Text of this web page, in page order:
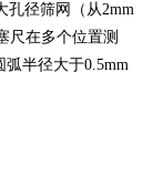
孔径筛网（从2mm
尺在多个位置测
半径大于0.5mm